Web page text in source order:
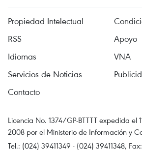
Propiedad Intelectual
RSS
Apoyo
Idiomas
VNA
Servicios de Noticias
Contacto
Licencia No. 1374/GP-BTTTT expedida el
2008 por el Ministerio de Información y
Tel.: (024) 39411349 - (024) 39411348,